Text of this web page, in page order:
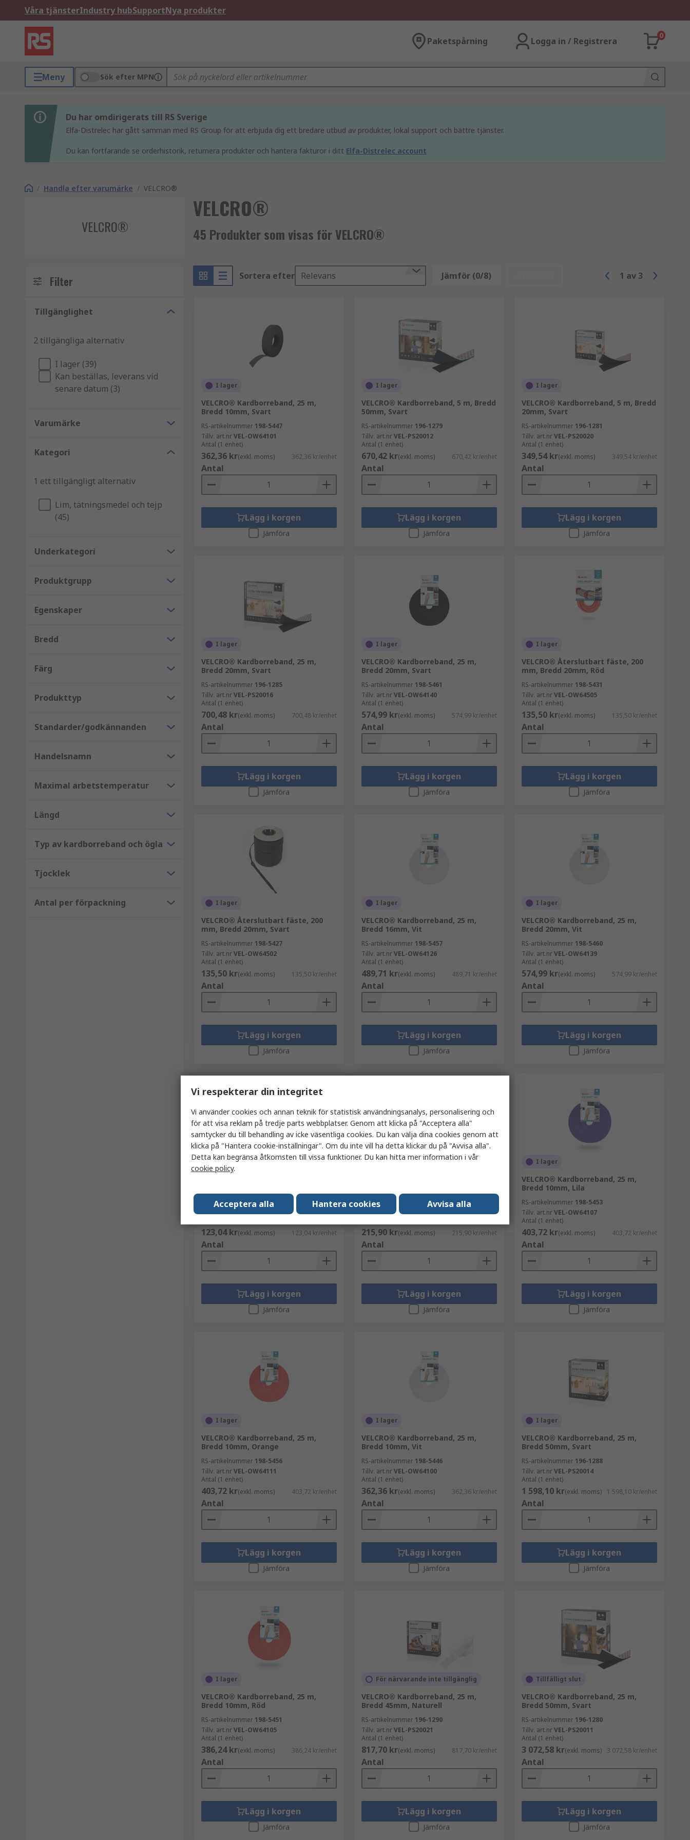
Våra tjänsterIndustry hubSupportNya produkter
Paketspårning Logga in / Registrera
0
Meny Sök efter MPN
Du har omdirigerats till RS Sverige
Elfa-Distrelec har gått samman med RS Group för att erbjuda dig ett bredare utbud av produkter, lokal support och bättre tjänster.
Du kan fortfarande se orderhistorik, returnera produkter och hantera fakturor i ditt Elfa-Distrelec account
/ Handla efter varumärke / VELCRO®
VELCRO®
VELCRO®
45 Produkter som visas för VELCRO®
Filter
Tillgänglighet
2 tillgängliga alternativ
I lager (39)
Kan beställas, leverans vid
senare datum (3)
Varumärke
Kategori
1 ett tillgängligt alternativ
Lim, tätningsmedel och tejp
(45)
Underkategori
Produktgrupp
Egenskaper
Bredd
Färg
Produkttyp
Standarder/godkännanden
Handelsnamn
Maximal arbetstemperatur
Längd
Typ av kardborreband och ögla
Tjocklek
Antal per förpackning
Sortera efter Relevans Jämför (0/8) 1 av 3
I lager
VELCRO® Kardborreband, 25 m,
Bredd 10mm, Svart
RS-artikelnummer 198-5447
Tillv. art.nrVEL-OW64101
Antal (1 enhet)
362,36 kr(exkl. moms) 362,36 kr/enhet
Antal
Lägg i korgen
Jämföra
I lager
VELCRO® Kardborreband, 5 m, Bredd
50mm, Svart
RS-artikelnummer 196-1279
Tillv. art.nrVEL-PS20012
Antal (1 enhet)
670,42 kr(exkl. moms) 670,42 kr/enhet
Antal
Lägg i korgen
Jämföra
I lager
VELCRO® Kardborreband, 5 m, Bredd
20mm, Svart
RS-artikelnummer 196-1281
Tillv. art.nrVEL-PS20020
Antal (1 enhet)
349,54 kr(exkl. moms) 349,54 kr/enhet
Antal
Lägg i korgen
Jämföra
I lager
VELCRO® Kardborreband, 25 m,
Bredd 20mm, Svart
RS-artikelnummer 196-1285
Tillv. art.nrVEL-PS20016
Antal (1 enhet)
700,48 kr(exkl. moms) 700,48 kr/enhet
Antal
Lägg i korgen
Jämföra
I lager
VELCRO® Kardborreband, 25 m,
Bredd 20mm, Svart
RS-artikelnummer 198-5461
Tillv. art.nrVEL-OW64140
Antal (1 enhet)
574,99 kr(exkl. moms) 574,99 kr/enhet
Antal
Lägg i korgen
Jämföra
I lager
VELCRO® Återslutbart fäste, 200
mm, Bredd 20mm, Röd
RS-artikelnummer 198-5431
Tillv. art.nrVEL-OW64505
Antal (1 enhet)
135,50 kr(exkl. moms) 135,50 kr/enhet
Antal
Lägg i korgen
Jämföra
I lager
VELCRO® Återslutbart fäste, 200
mm, Bredd 20mm, Svart
RS-artikelnummer 198-5427
Tillv. art.nrVEL-OW64502
Antal (1 enhet)
135,50 kr(exkl. moms) 135,50 kr/enhet
Antal
Lägg i korgen
Jämföra
I lager
VELCRO® Kardborreband, 25 m,
Bredd 16mm, Vit
RS-artikelnummer 198-5457
Tillv. art.nrVEL-OW64126
Antal (1 enhet)
489,71 kr(exkl. moms) 489,71 kr/enhet
Antal
Lägg i korgen
Jämföra
I lager
VELCRO® Kardborreband, 25 m,
Bredd 20mm, Vit
RS-artikelnummer 198-5460
Tillv. art.nrVEL-OW64139
Antal (1 enhet)
574,99 kr(exkl. moms) 574,99 kr/enhet
Antal
Lägg i korgen
Jämföra
I lager
RS-artikelnummer198-5426
Tillv. art.nrVEL-OW64501
123,04 kr(exkl. moms) 123,04 kr/enhet
Antal
Lägg i korgen
Jämföra
I lager
RS-artikelnummer
198-5439
Tillv. art.nrVEL-OW64801
215,90 kr(exkl. moms) 215,90 kr/enhet
Antal
Lägg i korgen
Jämföra
I lager
VELCRO® Kardborreband, 25 m,
Bredd 10mm, Lila
RS-artikelnummer 198-5453
Tillv. art.nrVEL-OW64107
Antal (1 enhet)
403,72 kr(exkl. moms) 403,72 kr/enhet
Antal
Lägg i korgen
Jämföra
I lager
VELCRO® Kardborreband, 25 m,
Bredd 10mm, Orange
RS-artikelnummer 198-5456
Tillv. art.nrVEL-OW64111
Antal (1 enhet)
403,72 kr(exkl. moms) 403,72 kr/enhet
Antal
Lägg i korgen
Jämföra
I lager
VELCRO® Kardborreband, 25 m,
Bredd 10mm, Vit
RS-artikelnummer 198-5446
Tillv. art.nrVEL-OW64100
Antal (1 enhet)
362,36 kr(exkl. moms) 362,36 kr/enhet
Antal
Lägg i korgen
Jämföra
I lager
VELCRO® Kardborreband, 25 m,
Bredd 50mm, Svart
RS-artikelnummer 196-1288
Tillv. art.nrVEL-PS20014
Antal (1 enhet)
1 598,10 kr(exkl. moms) 1 598,10 kr/enhet
Antal
Lägg i korgen
Jämföra
I lager
VELCRO® Kardborreband, 25 m,
Bredd 10mm, Röd
RS-artikelnummer 198-5451
Tillv. art.nrVEL-OW64105
Antal (1 enhet)
386,24 kr(exkl. moms) 386,24 kr/enhet
Antal
Lägg i korgen
Jämföra
För närvarande inte tillgänglig
VELCRO® Kardborreband, 25 m,
Bredd 45mm, Naturell
RS-artikelnummer 196-1290
Tillv. art.nrVEL-PS20021
Antal (1 enhet)
817,70 kr(exkl. moms) 817,70 kr/enhet
Antal
Lägg i korgen
Jämföra
Tillfälligt slut
VELCRO® Kardborreband, 25 m,
Bredd 50mm, Svart
RS-artikelnummer 196-1280
Tillv. art.nrVEL-PS20011
Antal (1 enhet)
3 072,58 kr(exkl. moms) 3 072,58 kr/enhet
Antal
Lägg i korgen
Jämföra
Vi respekterar din integritet
Vi använder cookies och annan teknik för statistisk användningsanalys, personalisering och
för att visa reklam på tredje parts webbplatser. Genom att klicka på "Acceptera alla"
samtycker du till behandling av icke väsentliga cookies. Du kan välja dina cookies genom att
klicka på "Hantera cookie-inställningar". Om du inte vill ha detta klickar du på "Avvisa alla".
Detta kan begränsa åtkomsten till vissa funktioner. Du kan hitta mer information i vår
cookie policy.
Acceptera alla Hantera cookies Avvisa alla